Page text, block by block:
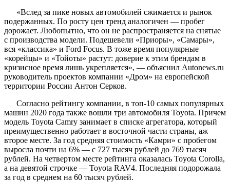
«Вслед за пике новых автомобилей сжимается и рынок
подержанных. По росту цен тренд аналогичен — пробег
дорожает. Любопытно, что он не распространяется на снятые
с производства модели. Подешевели «Приоры», «Самары»,
вся «классика» и Ford Focus. В тоже время популярные
«корейцы» и «Тойоты» растут: доверие к этим брендам в
кризисное время лишь укрепляется», — объяснил Autonews.ru
руководитель проектов компании «Дром» на европейской
территории России Антон Серков.
Согласно рейтингу компании, в топ-10 самых популярных
машин 2020 года также вошли три автомобиля Toyota. Причем
модель Toyota Camry занимает в списке агрегатора, который
преимущественно работает в восточной части страны, аж
второе месте. За год средняя стоимость «Камри» с пробегом
выросла почти на 6% — с 727 тысяч рублей до 769 тысяч
рублей. На четвертом месте рейтинга оказалась Toyota Corolla,
а на девятой строчке — Toyota RAV4. Последняя подорожала
за год в среднем на 60 тысяч рублей.